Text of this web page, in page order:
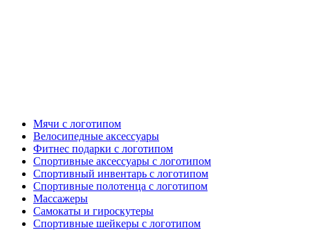
Мячи с логотипом
Велосипедные аксессуары
Фитнес подарки с логотипом
Спортивные аксессуары с логотипом
Спортивный инвентарь с логотипом
Спортивные полотенца с логотипом
Массажеры
Самокаты и гироскутеры
Спортивные шейкеры с логотипом